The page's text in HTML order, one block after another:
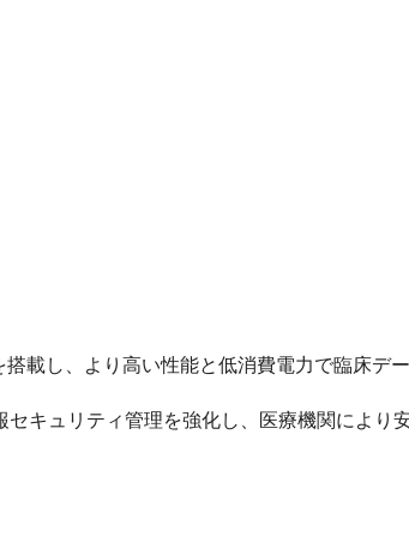
し、より高い性能と低消費電力で臨床デ
キュリティ管理を強化し、医療機関により